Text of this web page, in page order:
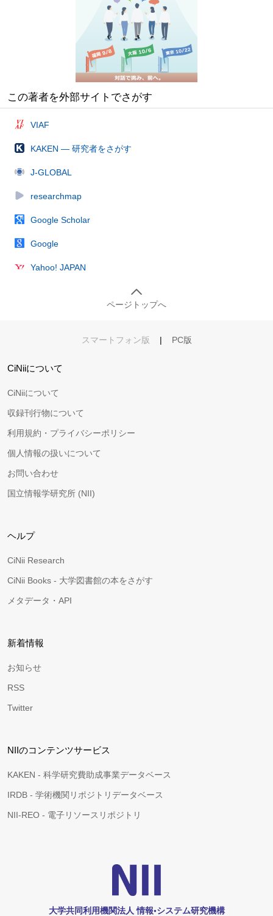
この著者を外部サイトでさがす
VIAF
KAKEN — 研究者をさがす
J-GLOBAL
researchmap
Google Scholar
Google
Yahoo! JAPAN
ページトップへ
スマートフォン版 | PC版
CiNiiについて
CiNiiについて
収録刊行物について
利用規約・プライバシーポリシー
個人情報の扱いについて
お問い合わせ
国立情報学研究所 (NII)
ヘルプ
CiNii Research
CiNii Books - 大学図書館の本をさがす
メタデータ・API
新着情報
お知らせ
RSS
Twitter
NIIのコンテンツサービス
KAKEN - 科学研究費助成事業データベース
IRDB - 学術機関リポジトリデータベース
NII-REO - 電子リソースリポジトリ
大学共同利用機関法人 情報•システム研究機構